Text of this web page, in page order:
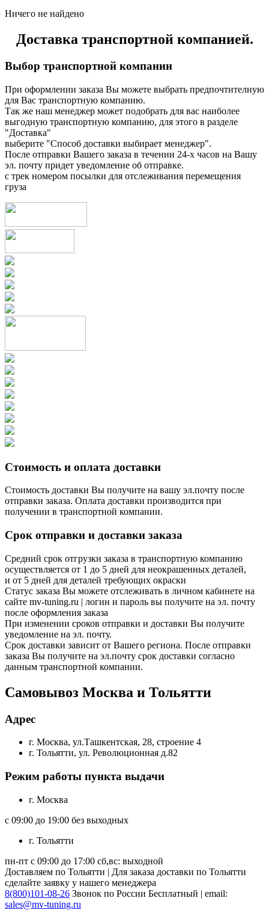
Ничего не найдено
Доставка транспортной компанией.
Выбор транспортной компании
При оформлении заказа Вы можете выбрать предпочтителную
для Вас транспортную компанию.
Так же наш менеджер может подобрать для вас наиболее
выгодную транспортную компанию, для этого в разделе
"Доставка"
выберите "Способ доставки выбирает менеджер".
После отправки Вашего заказа в течении 24-х часов на Вашу
эл. почту придет уведомление об отправке.
с трек номером посылки для отслеживания перемещения
груза
Стоимость и оплата доставки
Стоимость доставки Вы получите на вашу эл.почту после
отправки заказа. Оплата доставки производится при
получении в транспортной компании.
Срок отправки и доставки заказа
Средний срок отгрузки заказа в транспортную компанию
осуществляется от 1 до 5 дней для неокрашенных деталей,
и от 5 дней для деталей требующих окраски
Статус заказа Вы можете отслеживать в личном кабинете на
сайте mv-tuning.ru | логин и пароль вы получите на эл. почту
после оформления заказа
При изменении сроков отправки и доставки Вы получите
уведомление на эл. почту.
Срок доставки зависит от Вашего региона. После отправки
заказа Вы получите на эл.почту срок доставки согласно
данным транспортной компании.
Самовывоз Москва и Тольятти
Адрес
г. Москва, ул.Ташкентская, 28, строение 4
г. Тольятти, ул. Революционная д.82
Режим работы пункта выдачи
г. Москва
с 09:00 до 19:00 без выходных
г. Тольятти
пн-пт с 09:00 до 17:00 сб,вс: выходной
Доставляем по Тольятти | Для заказа доставки по Тольятти
сделайте заявку у нашего менеджера
8(800)101-08-26 Звонок по России Бесплатный | email:
sales@mv-tuning.ru